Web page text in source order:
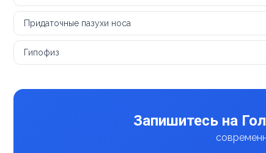
Придаточные пазухи носа
Гипофиз
Запишитесь на